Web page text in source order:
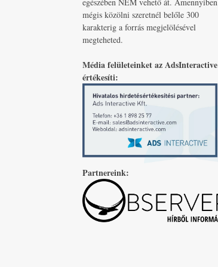
mégis közölni szeretnél belőle 300
karakterig a forrás megjelölésével
megteheted.
Média felületeinket az AdsInteractive
értékesíti:
Partnereink: